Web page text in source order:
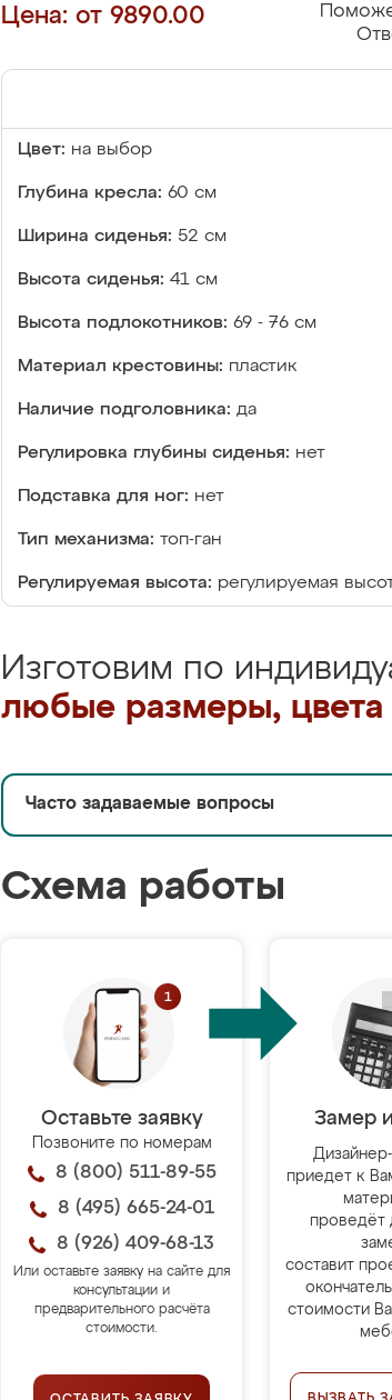
Цена: от 9890.00
Цвет: на выбор
Глубина кресла: 60 см
Ширина сиденья: 52 см
Высота сиденья: 41 см
Высота подлокотников: 69 - 76 см
Материал крестовины: пластик
Наличие подголовника: да
Регулировка глубины сиденья: нет
Подставка для ног: нет
Тип механизма: топ-ган
Регулируемая высота: регулируемая
Изготовим по
любые размеры, цвета
Часто задаваемые вопросы
Схема работы
Оставьте заявку
Позвоните по номерам
8 (800) 511-89-55
8 (495) 665-24-01
8 (926) 409-68-13
Или оставьте заявку на сайте для
консультации и
предварительного расчёта
стоимости.
Замер
приедет к
проведёт
составит
стоимости